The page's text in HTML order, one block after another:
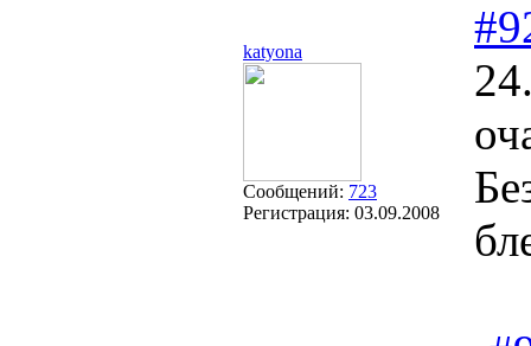
katyona
Сообщений: 723
Регистрация: 03.09.2008